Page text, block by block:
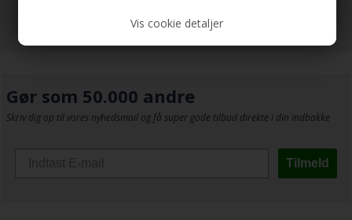
Vis cookie detaljer
Gør som 50.000 andre
Skriv dig op til vores nyhedsmail og få super gode tilbud direkte i din indbakke
Tilmeld